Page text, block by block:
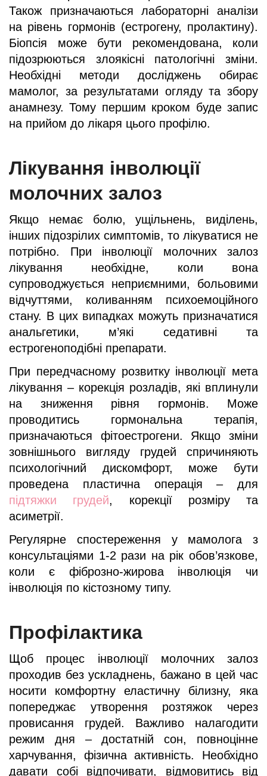
Також призначаються лабораторні аналізи
на рівень гормонів (естрогену, пролактину).
Біопсія може бути рекомендована, коли
підозрюються злоякісні патологічні зміни.
Необхідні методи досліджень обирає
мамолог, за результатами огляду та збору
анамнезу. Тому першим кроком буде запис
на прийом до лікаря цього профілю.
Лікування інволюції
молочних залоз
Якщо немає болю, ущільнень, виділень,
інших підозрілих симптомів, то лікуватися не
потрібно. При інволюції молочних залоз
лікування необхідне, коли вона
супроводжується неприємними, больовими
відчуттями, коливанням психоемоційного
стану. В цих випадках можуть призначатися
анальгетики, м’які седативні та
естрогеноподібні препарати.
При передчасному розвитку інволюції мета
лікування – корекція розладів, які вплинули
на зниження рівня гормонів. Може
проводитись гормональна терапія,
призначаються фітоестрогени. Якщо зміни
зовнішнього вигляду грудей спричиняють
психологічний дискомфорт, може бути
проведена пластична операція – для
підтяжки грудей, корекції розміру та
асиметрії.
Регулярне спостереження у мамолога з
консультаціями 1-2 рази на рік обов’язкове,
коли є фіброзно-жирова інволюція чи
інволюція по кістозному типу.
Профілактика
Щоб процес інволюції молочних залоз
проходив без ускладнень, бажано в цей час
носити комфортну еластичну білизну, яка
попереджає утворення розтяжок через
провисання грудей. Важливо налагодити
режим дня – достатній сон, повноцінне
харчування, фізична активність. Необхідно
давати собі відпочивати, відмовитись від